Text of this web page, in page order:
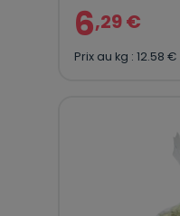
6,29 €
Prix au kg : 12.58 €